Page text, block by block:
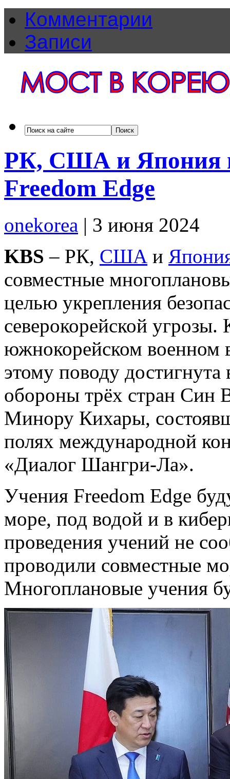
Комментарии
Записи
РК, США и Япония
Freedom Edge
onekorea | 3 июня 2024
KBS – РК, США и
совместные
целью укрепления
северокорейской
южнокорейском военном
этому поводу
обороны трёх стран Син
Минору Кихары,
полях международной
«Диалог Шангри-Ла».
Учения Freedom Edge
море, под водой и в
проведения учений не
проводили совместные
Многоплановые учения